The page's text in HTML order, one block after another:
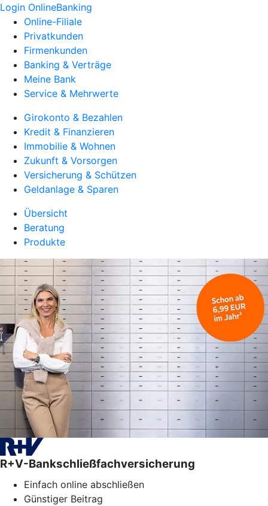
Login OnlineBanking
Online-Filiale
Privatkunden
Firmenkunden
Banking & Verträge
Meine Bank
Service & Mehrwerte
Girokonto & Bezahlen
Kredit & Finanzieren
Immobilie & Wohnen
Zukunft & Vorsorgen
Versicherung & Schützen
Geldanlage & Sparen
Übersicht
Beratung
Produkte
R+V-Bankschließfachversicherung
Einfach online abschließen
Günstiger Beitrag